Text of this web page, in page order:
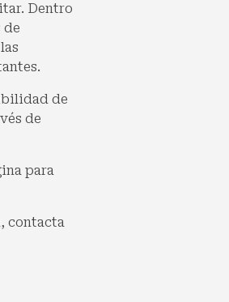
Dentro
de
de
de
para
contacta